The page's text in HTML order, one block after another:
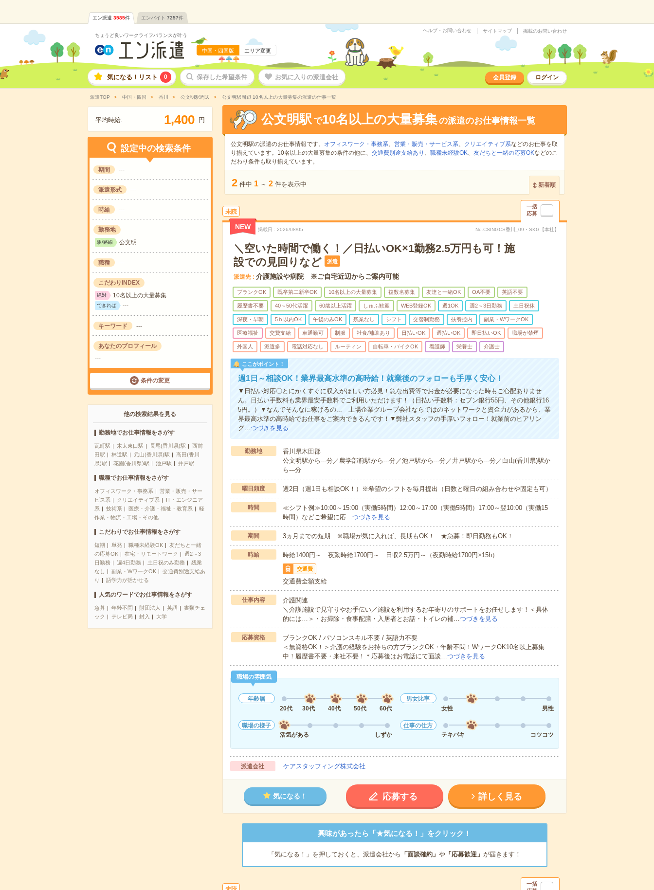
エン派遣 3585件 エンバイト 7257件
ちょうど良いワークライフバランスが叶う
中国・四国版 エリア変更
ヘルプ・お問い合わせ サイトマップ 掲載のお問い合わせ
気になる！リスト 0 保存した希望条件 お気に入りの派遣会社 会員登録 ログイン
派遣TOP 中国・四国 香川 公文明駅周辺 公文明駅周辺 10名以上の大量募集の派遣の仕事一覧
平均時給: 1,400 円
設定中の検索条件
期間 ---
派遣形式 ---
時給 ---
勤務地
駅/路線 公文明
職種 ---
こだわりINDEX
絶対 10名以上の大量募集
できれば ---
キーワード ---
あなたのプロフィール
---
条件の変更
他の検索結果を見る
勤務地でお仕事情報をさがす
瓦町駅 木太東口駅 長尾(香川県)駅
西前
田駅
林道駅 元山(香川県)駅
高田(香川
県)駅
花園(香川県)駅 池戸駅 井戸駅
職種でお仕事情報をさがす
オフィスワーク・事務系
営業・販売・サー
ビス系
クリエイティブ系
IT・エンジニア
系
技術系 医療・介護・福祉・教育系
軽
作業・物流・工場・その他
こだわりでお仕事情報をさがす
短期 単発 職種未経験OK
友だちと一緒
の応募OK
在宅・リモートワーク
週2～3
日勤務
週4日勤務 土日祝のみ勤務
残業
なし
副業・WワークOK
交通費別途支給あ
り
語学力が活かせる
人気のワードでお仕事情報をさがす
急募 年齢不問 財団法人 英語
書類チェ
ック
テレビ局 封入 大学
公文明駅 で10名以上の大量募集の派遣のお仕事情報一覧
公文明駅の派遣のお仕事情報です。 オフィスワーク・事務系、 営業・販売・サービス系、 クリエイティブ系などのお仕事を取
り揃えています。10名以上の大量募集の条件の他に、 交通費別途支給あり 、 職種未経験OK、 友だちと一緒の応募OKなどのこ
だわり条件も取り揃えています。
2 件中 1 ～ 2 件を表示中 新着順
未読
一括
応募
NEW 掲載日 2026/08/05 No.CSINGCS香川_09・SKG【本社】
＼空いた時間で働く！／日払いOK×1勤務2.5万円も可！施
設での見回りなど
派遣
派遣先 介護施設や病院 ※ご自宅近辺からご案内可能
ブランクOK 既卒第二新卒OK 10名以上の大量募集 複数名募集 友達と一緒OK OA不要 英語不要
履歴書不要 40～50代活躍 60歳以上活躍 しゅふ歓迎 WEB登録OK 週1OK 週2～3日勤務 土日祝休
深夜・早朝 5ｈ以内OK 午後のみOK 残業なし シフト 交替制勤務 扶養控内 副業・WワークOK
医療福祉 交費支給 車通勤可 制服 社食/補助あり 日払いOK 週払いOK 即日払いOK 職場が禁煙
外国人 派遣多 電話対応なし ルーティン 自転車・バイクOK 看護師 栄養士 介護士
ここがポイント！
週1日～相談OK！業界最高水準の高時給！就業後のフォローも手厚く安心！
▼日払い対応〇とにかくすぐに収入がほしい方必見！急な出費等でお金が必要になった時もご心配ありませ
ん。日払い手数料も業界最安手数料でご利用いただけます！（日払い手数料：セブン銀行55円、その他銀行16
5円。）▼なんでそんなに稼げるの... 上場企業グループ会社ならではのネットワークと資金力があるから、業
界最高水準の高時給でお仕事をご案内できるんです！▼弊社スタッフの手厚いフォロー！就業前のヒアリン
グ…つづきを見る
勤務地
香川県木田郡
公文明駅から---分／農学部前駅から---分／池戸駅から---分／井戸駅から---分／白山(香川県)駅か
ら---分
曜日頻度 週2日（週1日も相談OK！）※希望のシフトを毎月提出（日数と曜日の組み合わせや固定も可）
時間
≪シフト例≫10:00～15:00（実働5時間）12:00～17:00（実働5時間）17:00～翌10:00（実働15
時間）などご希望に応…つづきを見る
期間 3ヵ月までの短期 ※職場が気に入れば、長期もOK！ ★急募！即日勤務もOK！
時給 時給1400円～ 夜勤時給1700円～ 日収2.5万円～（夜勤時給1700円×15h）
交通費
交通費全額支給
仕事内容
介護関連
＼介護施設で見守りやお手伝い／施設を利用するお年寄りのサポートをお任せします！＜具体
的には…＞・お掃除・食事配膳・入居者とお話・トイレの補…つづきを見る
応募資格
ブランクOK / パソコンスキル不要 / 英語力不要
＜無資格OK！＞介護の経験をお持ちの方ブランクOK・年齢不問！WワークOK10名以上募集
中！履歴書不要・来社不要！＊応募後はお電話にて面談…つづきを見る
職場の雰囲気
年齢層
20代
30代 40代 50代 60代
男女比率
女性
男性
職場の様子
活気がある
しずか
仕事の仕方
テキパキ
コツコツ
派遣会社 ケアスタッフィング株式会社
気になる！ 応募する 詳しく見る
興味があったら「★気になる！」をクリック！
「気になる！」を押しておくと、派遣会社から 「面談確約」 や「応募歓迎」 が届きます！
一括